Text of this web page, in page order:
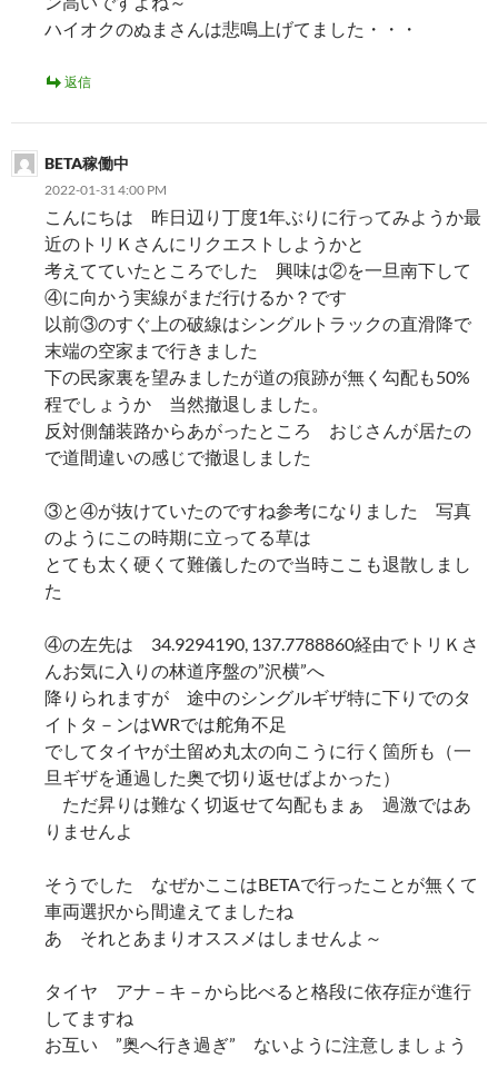
ハイオクのぬまさんは悲鳴上げてました・・・
返信
BETA稼働中
2022-01-31 4:00 PM
こんにちは 昨日辺り丁度1年ぶりに行ってみようか最
近のトリＫさんにリクエストしようかと
考えてていたところでした 興味は②を一旦南下して
④に向かう実線がまだ行けるか？です
以前③のすぐ上の破線はシングルトラックの直滑降で
末端の空家まで行きました
下の民家裏を望みましたが道の痕跡が無く勾配も50%
程でしょうか 当然撤退しました。
反対側舗装路からあがったところ おじさんが居たの
で道間違いの感じで撤退しました
③と④が抜けていたのですね参考になりました 写真
のようにこの時期に立ってる草は
とても太く硬くて難儀したので当時ここも退散しまし
た
④の左先は 34.9294190, 137.7788860経由でトリＫさ
んお気に入りの林道序盤の”沢横”へ
降りられますが 途中のシングルギザ特に下りでのタ
イトタ－ンはWRでは舵角不足
でしてタイヤが土留め丸太の向こうに行く箇所も（一
旦ギザを通過した奥で切り返せばよかった）
ただ昇りは難なく切返せて勾配もまぁ 過激ではあ
りませんよ
そうでした なぜかここはBETAで行ったことが無くて
車両選択から間違えてましたね
あ それとあまりオススメはしませんよ～
タイヤ アナ－キ－から比べると格段に依存症が進行
してますね
お互い ”奥へ行き過ぎ” ないように注意しましょう